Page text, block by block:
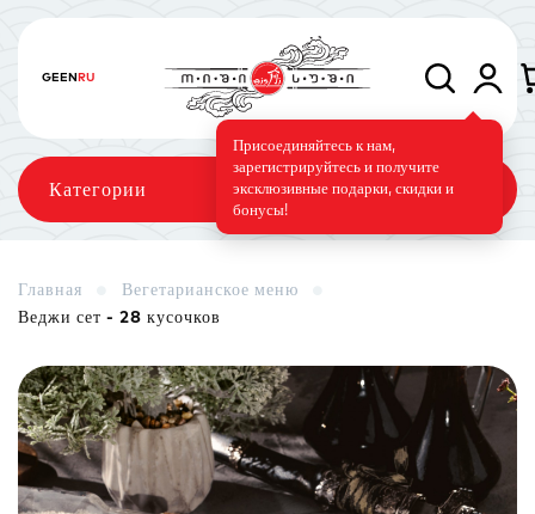
GEENRU
Присоединяйтесь к нам,
зарегистрируйтесь и получите
эксклюзивные подарки, скидки и
бонусы!
Категории
Суши-торт Фирменные Вегетарианское меню
Главная
Вегетарианское меню
Веджи сет - 28 кусочков